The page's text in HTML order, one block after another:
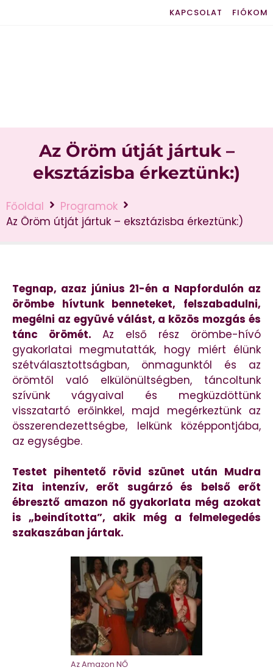
KAPCSOLAT FIÓKOM
Az Öröm útját jártuk –
eksztázisba érkeztünk:)
Főoldal
Programok
Az Öröm útját jártuk – eksztázisba érkeztünk:)
Tegnap, azaz június 21-én a Napfordulón az
örömbe hívtunk benneteket, felszabadulni,
megélni az együvé válást, a közös mozgás és
tánc örömét. Az első rész örömbe-hívó
gyakorlatai megmutatták, hogy miért élünk
szétválasztottságban, önmagunktól és az
örömtől való elkülönültségben, táncoltunk
szívünk vágyaival és megküzdöttünk
visszatartó erőinkkel, majd megérkeztünk az
összerendezettségbe, lelkünk középpontjába,
az egységbe.
Testet pihentető rövid szünet után Mudra
Zita intenzív, erőt sugárzó és belső erőt
ébresztő amazon nő gyakorlata még azokat
is „beindította”, akik még a felmelegedés
szakaszában jártak.
Az Amazon NŐ